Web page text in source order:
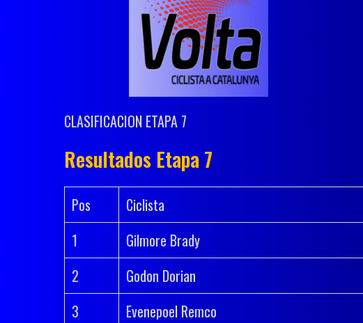
CLASIFICACION ETAPA 7
Resultados Etapa 7
Pos Ciclista
1
Gilmore Brady
2
Godon Dorian
3
Evenepoel Remco